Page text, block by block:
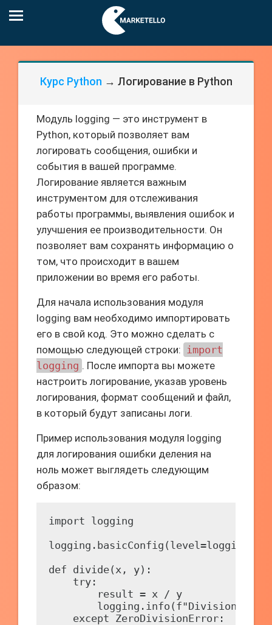
Курс Python → Логирование в Python
Модуль logging — это инструмент в
Python, который позволяет вам
логировать сообщения, ошибки и
события в вашей программе.
Логирование является важным
инструментом для отслеживания
работы программы, выявления ошибок и
улучшения ее производительности. Он
позволяет вам сохранять информацию о
том, что происходит в вашем
приложении во время его работы.
Для начала использования модуля
logging вам необходимо импортировать
его в свой код. Это можно сделать с
помощью следующей строки: import
logging . После импорта вы можете
настроить логирование, указав уровень
логирования, формат сообщений и файл,
в который будут записаны логи.
Пример использования модуля logging
для логирования ошибки деления на
ноль может выглядеть следующим
образом:
import logging
def divide(x, y):
    try:
        result = x / y
logging.info(f"Division
    except ZeroDivisionError: